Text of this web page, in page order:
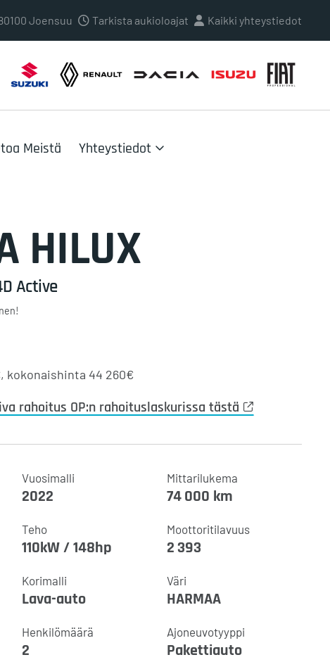
Joensuu Tarkista aukioloajat Kaikki yhteystiedot
Meistä Yhteystiedot
HILUX
Active
, kokonaishinta 44 260€
rahoitus OP:n rahoituslaskurissa tästä
Vuosimalli
2022
Mittarilukema
74 000 km
Teho
110kW / 148hp
Moottoritilavuus
2 393
Korimalli
Lava-auto
Väri
HARMAA
Henkilömäärä
2
Ajoneuvotyyppi
Pakettiauto